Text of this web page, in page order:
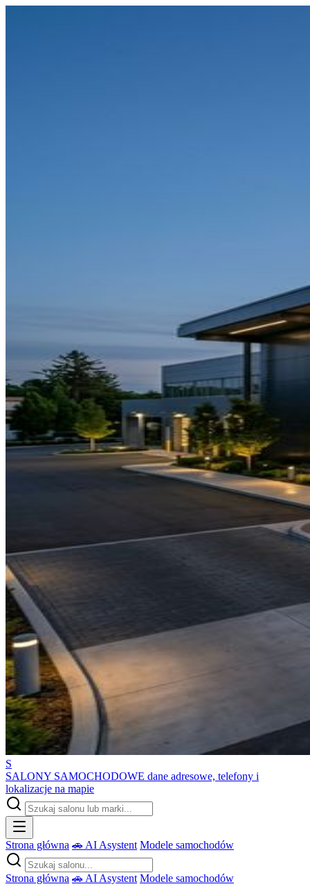
S
SALONY SAMOCHODOWE dane adresowe, telefony i
lokalizacje na mapie
Strona główna 🚗 AI Asystent Modele samochodów
Strona główna 🚗 AI Asystent Modele samochodów